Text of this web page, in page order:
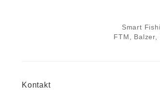
Smart
FTM, Balzer,
Kontakt